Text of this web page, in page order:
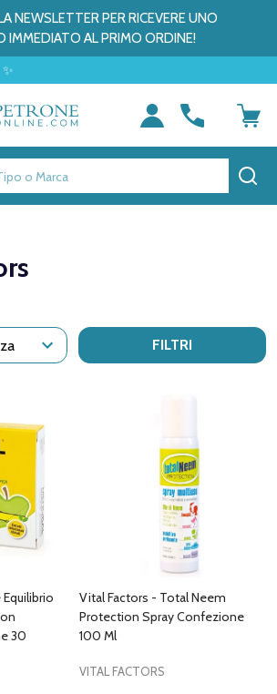
NEWSLETTER PER RICEVERE UNO
IMMEDIATO AL PRIMO ORDINE!
FILTRI
30
Vital Factors - Total Neem
Protection Spray Confezione
100 Ml
VITAL FACTORS